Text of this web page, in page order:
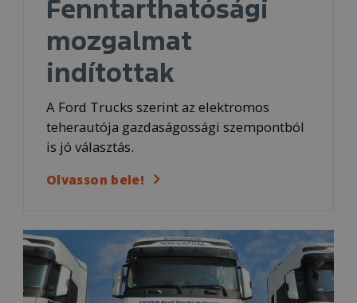
Fenntarthatósági
mozgalmat
indítottak
A Ford Trucks szerint az elektromos
teherautója gazdaságossági szempontból
is jó választás.
Olvasson bele!